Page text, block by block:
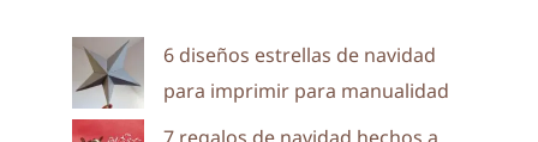
6 diseños estrellas de navidad
para imprimir para manualidad
7 regalos de navidad hechos a